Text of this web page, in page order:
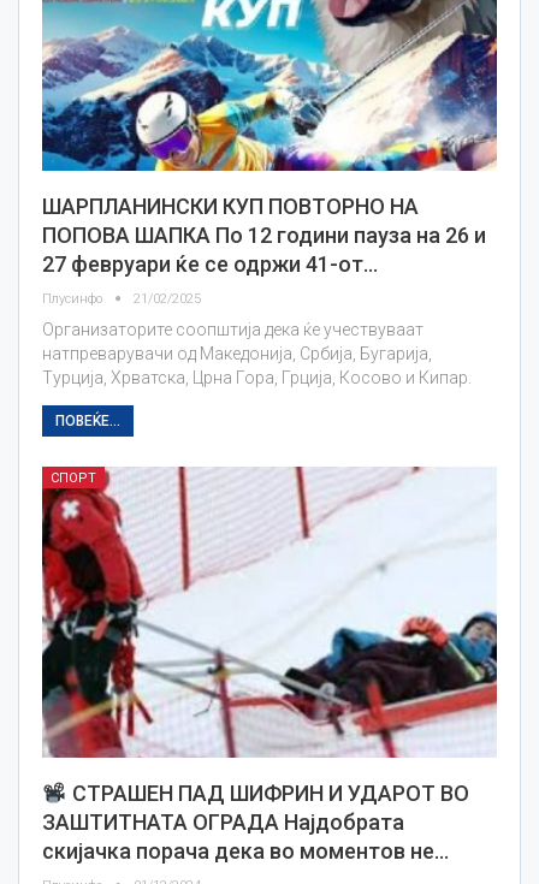
ШАРПЛАНИНСКИ КУП ПОВТОРНО НА
ПОПОВА ШАПКА По 12 години пауза на 26 и
27 февруари ќе се одржи 41-от…
Плусинфо 21/02/2025
Организаторите соопштија дека ќе учествуваат
натпреварувачи од Македонија, Србија, Бугарија,
Турција, Хрватска, Црна Гора, Грција, Косово и Кипар.
ПОВЕЌЕ...
СПОРТ
СТРАШЕН ПАД ШИФРИН И УДАРОТ ВО
ЗАШТИТНАТА ОГРАДА Најдобрата
скијачка порача дека во моментов не…